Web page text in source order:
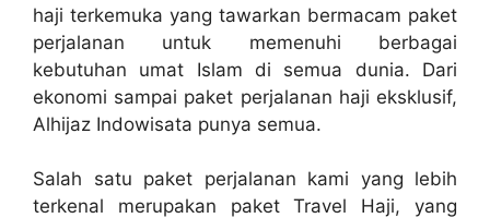
haji terkemuka yang tawarkan bermacam paket
perjalanan untuk memenuhi berbagai
kebutuhan umat Islam di semua dunia. Dari
ekonomi sampai paket perjalanan haji eksklusif,
Alhijaz Indowisata punya semua.
Salah satu paket perjalanan kami yang lebih
terkenal merupakan paket Travel Haji, yang